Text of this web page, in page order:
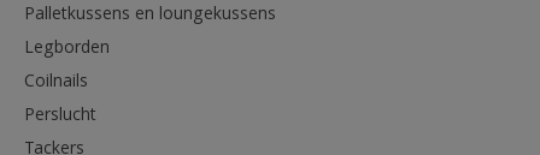
Palletkussens en loungekussens
Legborden
Coilnails
Perslucht